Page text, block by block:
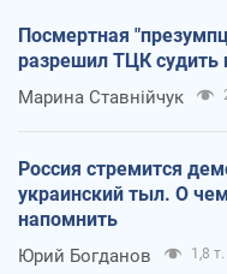
Посмертная
разрешил ТЦК судить
Марина Ставнійчук
Россия стремится
украинский тыл. О
напомнить
Юрий Богданов 1,8 т.